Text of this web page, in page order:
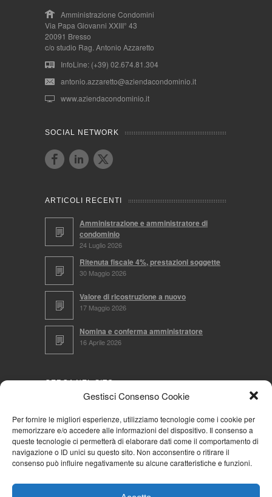
Gestisci Consenso Cookie
Per fornire le migliori esperienze, utilizziamo tecnologie come i cookie per
memorizzare e/o accedere alle informazioni del dispositivo. Il consenso a
queste tecnologie ci permetterà di elaborare dati come il comportamento di
navigazione o ID unici su questo sito. Non acconsentire o ritirare il
consenso può influire negativamente su alcune caratteristiche e funzioni.
Amministrazione Condomini
Via Papa Giovanni XXIII° 43
20091 Bresso
c/o studio Rag. Antonio Azzaretto
InfoLine: (+39) 02.674.81.304
antonio.azzaretto@aziendacondominio.it
www.aziendacondominio.it
SOCIAL NETWORK
ARTICOLI RECENTI
Amministrazione e amministratore di
condominio
24 Luglio 2026
Ritenuta fiscale 4%, prestazioni soggette
30 Maggio 2026
Valore di ricostruzione a nuovo
17 Maggio 2026
Nomina e conferma amministratore
16 Aprile 2026
CERCA NEL SITO
NAVIGA PER
Mappa completa
Cookie Policy (UE)